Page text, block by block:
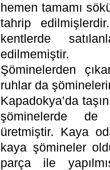
hemen tamamı
tahrip
kentlerde
edilmemiştir.
Şöminelerden
ruhlar da
Kapadokya’da
şöminelerde
üretmiştir. Kaya
kaya şömineler
parça ile